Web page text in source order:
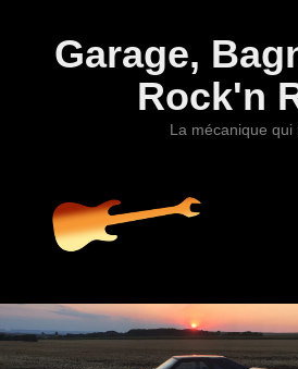
Garage,
Rock'n
La mécanique qui